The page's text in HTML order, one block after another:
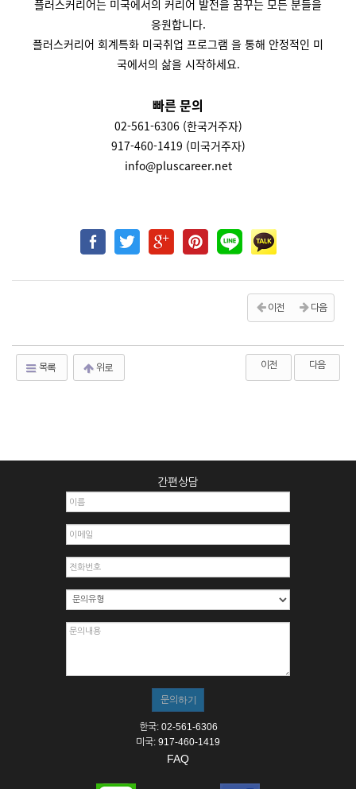
플러스커리어는 미국에서의 커리어 발전을 꿈꾸는 모든 분들을
응원합니다.
플러스커리어 회계특화 미국취업 프로그램 을 통해 안정적인 미
국에서의 삶을 시작하세요.
빠른 문의
02-561-6306 (한국거주자)
917-460-1419 (미국거주자)
info@pluscareer.net
이전 다음
목록 위로 이전 다음
간편상담
한국: 02-561-6306
미국: 917-460-1419
FAQ